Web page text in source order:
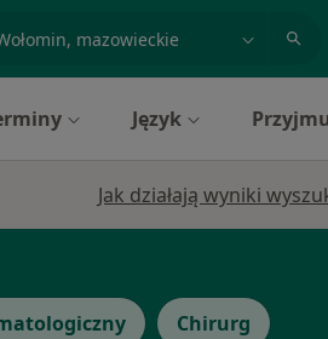
Język
Jak działają wyniki
Chirurg